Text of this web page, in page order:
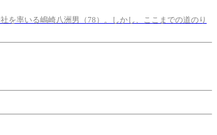
を率いる嶋崎八洲男（78）。しかし、ここまでの道のり